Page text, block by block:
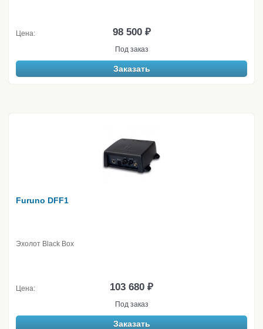
Цена: 98 500 ₽
Под заказ
Заказать
Furuno DFF1
Эхолот Black Box
Цена: 103 680 ₽
Под заказ
Заказать